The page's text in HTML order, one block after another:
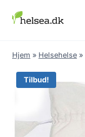
Hjem » Helsehelse »
Tilbud!